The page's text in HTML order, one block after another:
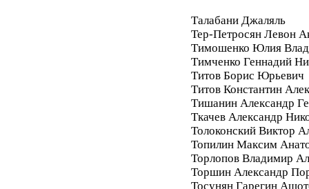
Талабани Джаляль
Тер-Петросян Левон
Тимошенко Юлия
Тимченко Геннадий
Титов Борис Юрьевич
Титов Константин
Тишанин Александр
Ткачев Александр
Толоконский Виктор
Топилин Максим
Торлопов Владимир
Торшин Александр
Тосунян Гарегин